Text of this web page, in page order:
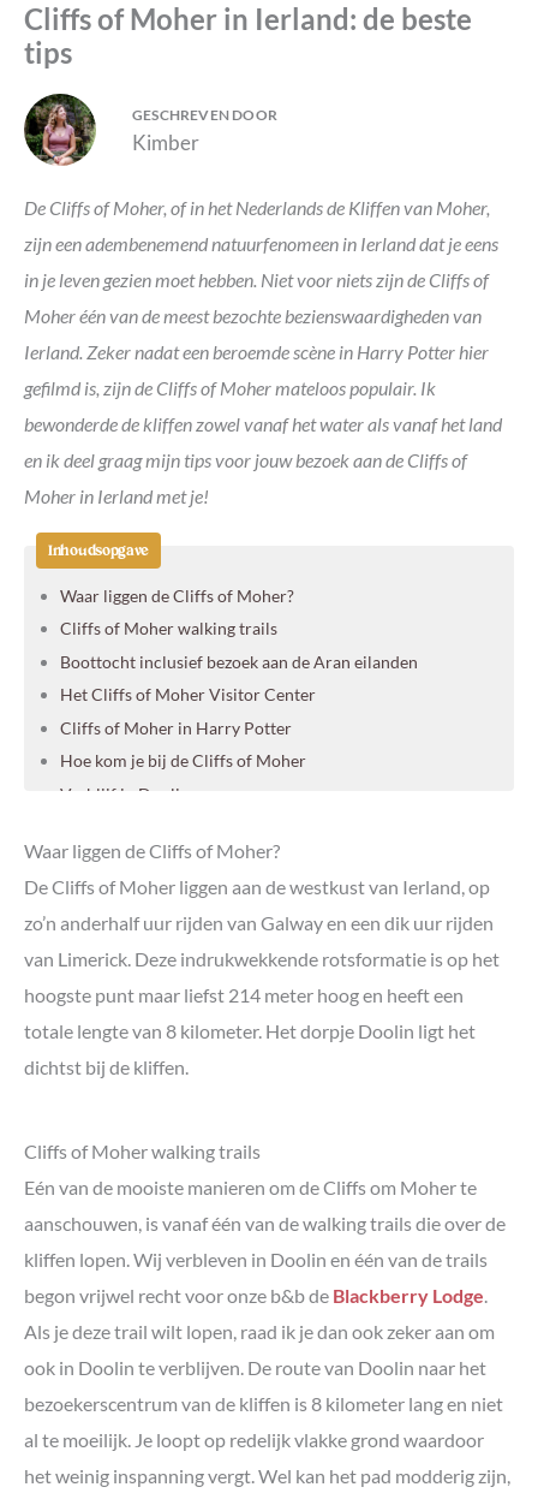
Cliffs of Moher in Ierland: de beste
tips
De Cliffs of Moher, of in het Nederlands de Kliffen van Moher,
zijn een adembenemend natuurfenomeen in Ierland dat je eens
in je leven gezien moet hebben. Niet voor niets zijn de Cliffs of
Moher één van de meest bezochte bezienswaardigheden van
Ierland. Zeker nadat een beroemde scène in Harry Potter hier
gefilmd is, zijn de Cliffs of Moher mateloos populair. Ik
bewonderde de kliffen zowel vanaf het water als vanaf het land
en ik deel graag mijn tips voor jouw bezoek aan de Cliffs of
Moher in Ierland met je!
Inhoudsopgave
Waar liggen de Cliffs of Moher?
Cliffs of Moher walking trails
Boottocht inclusief bezoek aan de Aran eilanden
Het Cliffs of Moher Visitor Center
Cliffs of Moher in Harry Potter
Hoe kom je bij de Cliffs of Moher
Verblijf in Doolin
Cliffs of Moher vanuit Galway
Rondreis door Zuidwest-Ierland
Individuele rondreizen door Ierland
Waar liggen de Cliffs of Moher?
De Cliffs of Moher liggen aan de westkust van Ierland, op
zo’n anderhalf uur rijden van Galway en een dik uur rijden
van Limerick. Deze indrukwekkende rotsformatie is op het
hoogste punt maar liefst 214 meter hoog en heeft een
totale lengte van 8 kilometer. Het dorpje Doolin ligt het
dichtst bij de kliffen.
Cliffs of Moher walking trails
Eén van de mooiste manieren om de Cliffs om Moher te
aanschouwen, is vanaf één van de walking trails die over de
kliffen lopen. Wij verbleven in Doolin en één van de trails
begon vrijwel recht voor onze b&b de Blackberry Lodge.
Als je deze trail wilt lopen, raad ik je dan ook zeker aan om
ook in Doolin te verblijven. De route van Doolin naar het
bezoekerscentrum van de kliffen is 8 kilometer lang en niet
al te moeilijk. Je loopt op redelijk vlakke grond waardoor
het weinig inspanning vergt. Wel kan het pad modderig zijn,
GESCHREVEN DOOR
Kimber